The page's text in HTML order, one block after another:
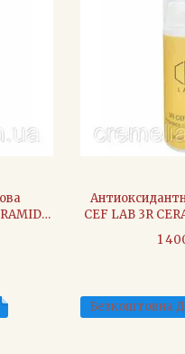
Ми
Кожен продукт
Довіряти:
Наші
догляд за шкірою з
- 30
CEF LAB 3R
1
Безкоштовна